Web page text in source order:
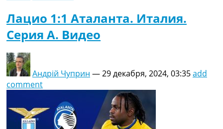
Лацио 1:1 Аталанта. Италия.
Серия A. Видео
Андрій Чуприн —29 декабря, 2024, 03:35add
comment